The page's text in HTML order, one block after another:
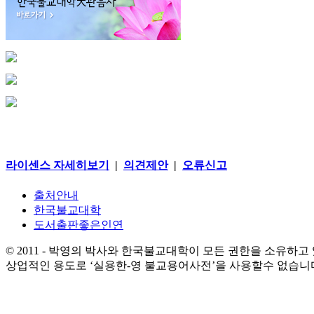
라이센스 자세히보기 | 의견제안| 오류신고
출처안내
한국불교대학
도서출판좋은인연
© 2011 - 박영의 박사와 한국불교대학이 모든 권한을 소유하고
상업적인 용도로 ‘실용한-영 불교용어사전’을 사용할수 없습니